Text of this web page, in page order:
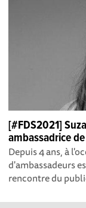
[#FDS2021]
ambassadrice
Depuis 4 ans, à
d'ambassadeurs
rencontre du